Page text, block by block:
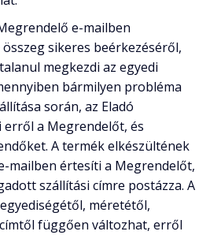
e-mailben
sikeres beérkezéséről,
megkezdi az egyedi
bármilyen probléma
során, az Eladó
a Megrendelőt, és
A termék elkészültének
mailben értesíti a Megrendelőt,
szállítási címre postázza. A
méretétől,
függően változhat, erről